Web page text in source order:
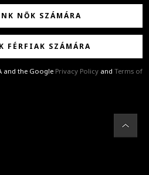
NŐK SZÁMÁRA
FÉRFIAK SZÁMÁRA
and the Google Privacy Policy and Terms of
és stílustippjeinket!